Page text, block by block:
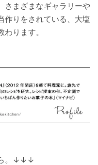
さまざまなギャラリーや
作りをされている、大塩
ります。
ら。↓↓↓